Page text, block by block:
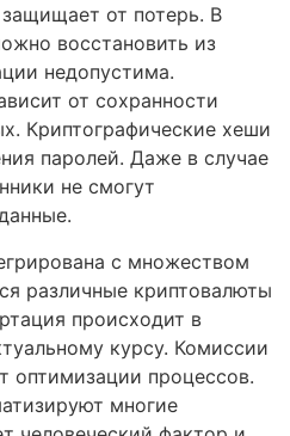
от потерь. В
восстановить из
недопустима.
от сохранности
Криптографические хеши
паролей. Даже в случае
не смогут
с множеством
различные криптовалюты
происходит в
курсу. Комиссии
оптимизации процессов.
многие